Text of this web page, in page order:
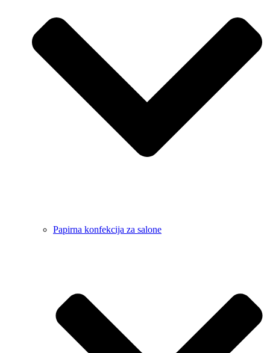
Papirna konfekcija za salone